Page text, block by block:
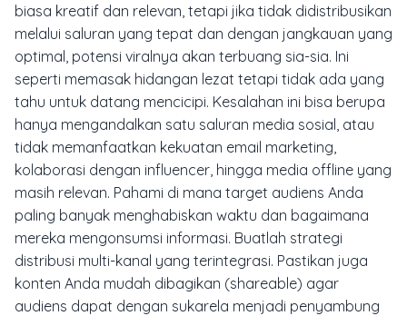
biasa kreatif dan relevan, tetapi jika tidak didistribusikan
melalui saluran yang tepat dan dengan jangkauan yang
optimal, potensi viralnya akan terbuang sia-sia. Ini
seperti memasak hidangan lezat tetapi tidak ada yang
tahu untuk datang mencicipi. Kesalahan ini bisa berupa
hanya mengandalkan satu saluran media sosial, atau
tidak memanfaatkan kekuatan email marketing
kolaborasi dengan influencer , hingga media offline yang
masih relevan. Pahami di mana target audiens Anda
paling banyak menghabiskan waktu dan bagaimana
mereka mengonsumsi informasi. Buatlah strategi
distribusi multi-kanal yang terintegrasi. Pastikan juga
konten Anda mudah dibagikan (shareable) agar
audiens dapat dengan sukarela menjadi penyambung